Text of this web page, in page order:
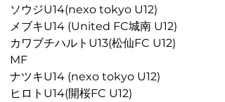
ソウジU14(nexo tokyo U12)
メブキU14 (United FC城南 U12)
カワブチハルトU13(松仙FC U12)
MF
ナツキU14 (nexo tokyo U12)
ヒロトU14(開桜FC U12)